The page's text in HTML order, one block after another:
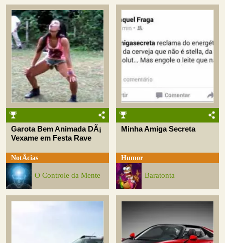
Garota Bem Animada DÃ¡
Vexame em Festa Rave
NotÃ­cias
O Controle da Mente
Minha Amiga Secreta
Humor
Baratonta